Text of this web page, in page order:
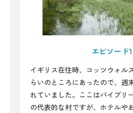
エピソード1
イギリス在住時、コッツウォル
らいのところにあったので、週
れていました。ここはバイブリ
の代表的な村ですが、ホテルや